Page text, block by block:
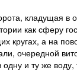
кладущая
как сферу
кругах, а на
очередной
и ту же